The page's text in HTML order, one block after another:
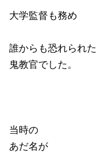
大学監督も務め
誰からも恐れられた
鬼教官でした。
当時の
あだ名が